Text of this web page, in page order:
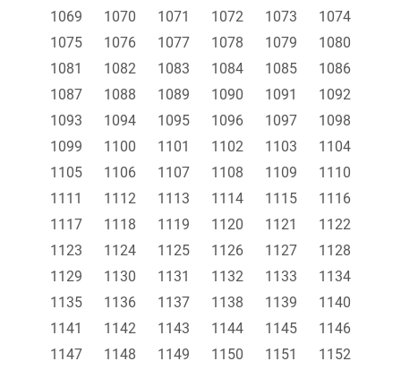
1069
1070 1071 1072 1073
1074
1075
1076 1077 1078 1079
1080
1081
1082 1083 1084 1085
1086
1087
1088 1089 1090 1091
1092
1093
1094 1095 1096 1097
1098
1099
1100 1101 1102 1103
1104
1105
1106 1107 1108 1109
1110
1111
1112 1113 1114 1115
1116
1117
1118 1119 1120 1121
1122
1123
1124 1125 1126 1127
1128
1129
1130 1131 1132 1133
1134
1135
1136 1137 1138 1139
1140
1141
1142 1143 1144 1145
1146
1147
1148 1149 1150 1151 1152